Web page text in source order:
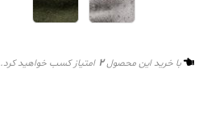
با خرید این محصول2 امتیاز کسب خواهید کرد.